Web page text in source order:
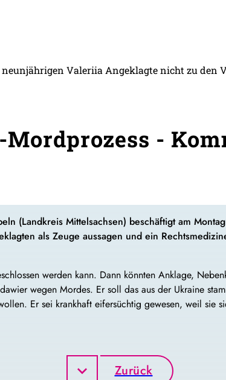
Valeriia Angeklagte nicht zu den
-
(Landkreis Mittelsachsen) beschäftigt am
als Zeuge aussagen und ein
werden kann. Dann könnten Anklage,
wegen Mordes. Er soll das aus der Ukraine
Er sei krankhaft eifersüchtig gewesen, weil sie
Zurück